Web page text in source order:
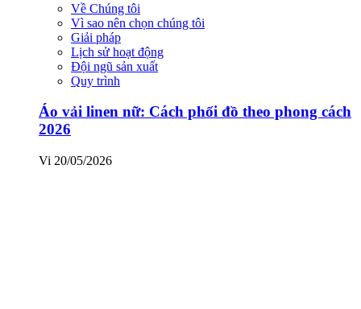
Về Chúng tôi
Vì sao nên chọn chúng tôi
Giải pháp
Lịch sử hoạt động
Đội ngũ sản xuất
Quy trình
Áo vải linen nữ: Cách phối đồ theo phong cách
2026
Vi 20/05/2026